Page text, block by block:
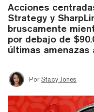
Acciones
Strategy y
bruscamente
por debajo de
últimas amenazas
Por Stacy Jones